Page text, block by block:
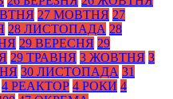
27 МОВТНЯ 27
28 ЛИСТОПАДА 28
29 ВЕРЕСНЯ 29
29 ТРАВНЯ 3 ЖОВТНЯ 3
30 ЛИСТОПАДА 31
4 РЕАКТОР 4 РОКИ 4